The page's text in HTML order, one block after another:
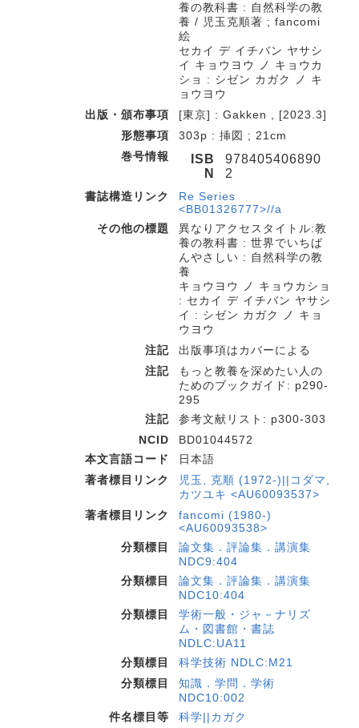
養の教科書 : 自然科学の教
養 / 児玉克順著 ; fancomi
絵
セカイ デ イチバン ヤサシ
イ キョウヨウ ノ キョウカ
ショ : シゼン カガク ノ キ
ョウヨウ
出版・頒布事項
[東京] : Gakken , [2023.3]
形態事項
303p : 挿図 ; 21cm
巻号情報
ISB
N
978405406890
2
書誌構造リンク
Re Series
<BB01326777>//a
その他の標題
異なりアクセスタイトル:教
養の教科書 : 世界でいちば
んやさしい : 自然科学の教
養
キョウヨウ ノ キョウカショ
: セカイ デ イチバン ヤサシ
イ : シゼン カガク ノ キョ
ウヨウ
注記
出版事項はカバーによる
注記
もっと教養を深めたい人の
ためのブックガイド: p290-
295
注記
参考文献リスト: p300-303
NCID
BD01044572
本文言語コード
日本語
著者標目リンク
児玉, 克順 (1972-)||コダマ,
カツユキ <AU60093537>
著者標目リンク
fancomi (1980-)
<AU60093538>
分類標目
論文集．評論集．講演集
NDC9:404
分類標目
論文集．評論集．講演集
NDC10:404
分類標目
学術一般・ジャ－ナリズ
ム・図書館・書誌
NDLC:UA11
分類標目
科学技術 NDLC:M21
分類標目
知識．学問．学術
NDC10:002
件名標目等
科学||カガク